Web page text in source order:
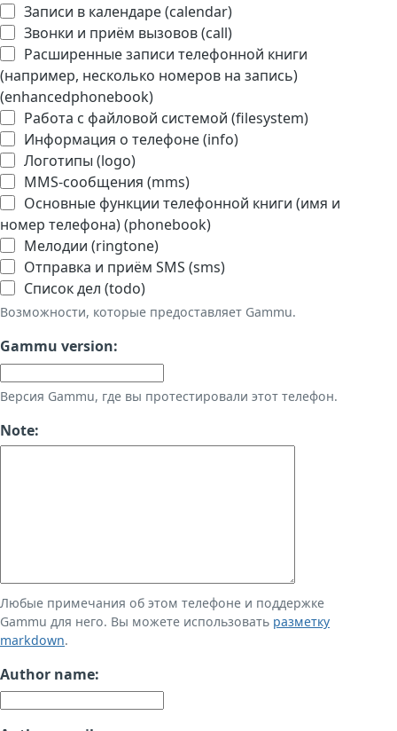
Записи в календаре (calendar)
Звонки и приём вызовов (call)
Расширенные записи телефонной книги
(например, несколько номеров на запись)
(enhancedphonebook)
Работа с файловой системой (filesystem)
Информация о телефоне (info)
Логотипы (logo)
MMS-сообщения (mms)
Основные функции телефонной книги (имя и
номер телефона) (phonebook)
Мелодии (ringtone)
Отправка и приём SMS (sms)
Список дел (todo)
Возможности, которые предоставляет Gammu.
Gammu version:
Версия Gammu, где вы протестировали этот телефон.
Note:
Любые примечания об этом телефоне и поддержке
Gammu для него. Вы можете использовать разметку
markdown.
Author name: